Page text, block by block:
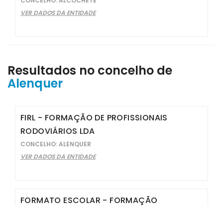
VER DADOS DA ENTIDADE
Resultados no concelho de
Alenquer
FIRL - FORMAÇÃO DE PROFISSIONAIS
RODOVIÁRIOS LDA
CONCELHO: ALENQUER
VER DADOS DA ENTIDADE
FORMATO ESCOLAR - FORMAÇÃO